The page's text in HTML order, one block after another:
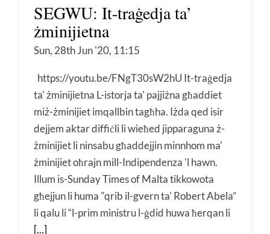
SEGWU: It-traġedja ta’
żminijietna
Sun, 28th Jun '20, 11:15
https://youtu.be/FNgT30sW2hU It-traġedja
ta' żminijietna L-istorja ta' pajjiżna għaddiet
miż-żminijiet imqallbin tagħha. Iżda qed isir
dejjem aktar diffiċli li wieħed jipparaguna ż-
żminijiet li ninsabu għaddejjin minnhom ma'
żminijiet oħrajn mill-Indipendenza 'l hawn.
Illum is-Sunday Times of Malta tikkowota
għejjun li huma "qrib il-gvern ta' Robert Abela”
li qalu li “l-prim ministru l-ġdid huwa ħerqan li
[...]